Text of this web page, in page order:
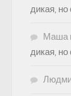
дикая, но
Маша
дикая, но